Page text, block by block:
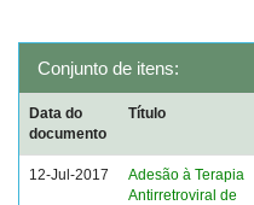
Conjunto de itens:
Data do
documento
Título
12-Jul-2017
Adesão à Terapia
Antirretroviral de